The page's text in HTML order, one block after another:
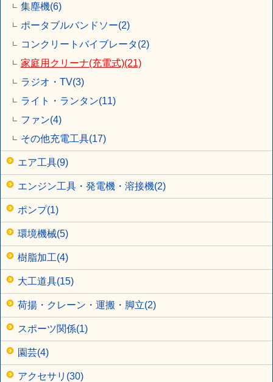
集塵機(6)
ポータブルバンドソー(2)
コンクリートバイブレータ(2)
家庭用クリーナ(充電式)(21)
ラジオ・TV(3)
ライト・ランタン(11)
ファン(4)
その他充電工具(17)
エア工具(9)
エンジン工具・発電機・溶接機(2)
ポンプ(1)
環境機械(5)
樹脂加工(4)
大工道具(15)
荷揚・クレーン・運搬・脚立(2)
スポーツ関係(1)
園芸(4)
アクセサリ(30)